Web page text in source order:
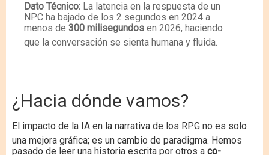
Dato Técnico: La latencia en la respuesta de un
NPC ha bajado de los 2 segundos en 2024 a
menos de 300 milisegundos en 2026, haciendo
que la conversación se sienta humana y fluida.
¿Hacia dónde vamos?
El impacto de la IA en la narrativa de los RPG no es solo
una mejora gráfica; es un cambio de paradigma. Hemos
pasado de leer una historia escrita por otros a co-